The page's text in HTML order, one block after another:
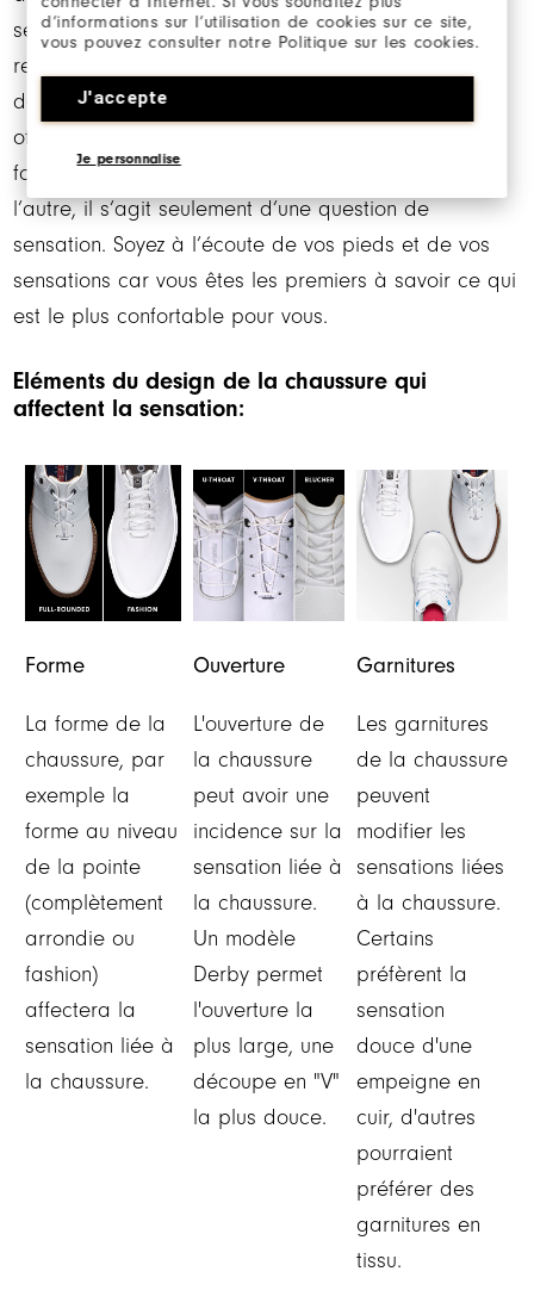
d’informations sur l’utilisation de cookies sur ce site,
vous pouvez consulter notre Politique sur les cookies.
J'accepte
Je personnalise
sensation serrée sur l’avant du pied. C’est ce que
recherchent certaines personnes. A l’inverse, un
dessin avec un bout plus arrondi ou carré, vous
offrira davantage d’espace aux orteils. Les deux
formes pourront être aussi bien ajustée l’une que
l’autre, il s’agit seulement d’une question de
sensation. Soyez à l’écoute de vos pieds et de vos
sensations car vous êtes les premiers à savoir ce qui
est le plus confortable pour vous.
Eléments du design de la chaussure qui
affectent la sensation:
Forme
La forme de la
chaussure, par
exemple la
forme au niveau
de la pointe
(complètement
arrondie ou
fashion)
affectera la
sensation liée à
la chaussure.
Ouverture
L'ouverture de
la chaussure
peut avoir une
incidence sur la
sensation liée à
la chaussure.
Un modèle
Derby permet
l'ouverture la
plus large, une
découpe en "V"
la plus douce.
Garnitures
Les garnitures
de la chaussure
peuvent
modifier les
sensations liées
à la chaussure.
Certains
préfèrent la
sensation
douce d'une
empeigne en
cuir, d'autres
pourraient
préférer des
garnitures en
tissu.